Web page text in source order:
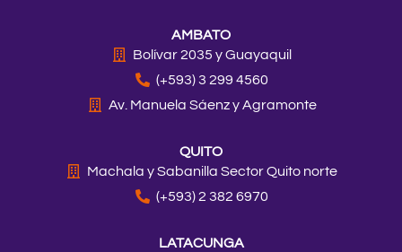
o
k
k
d
i
t
r
AMBATO
Bolívar 2035 y Guayaquil
(+593) 3 299 4560
Av. Manuela Sáenz y Agramonte
QUITO
Machala y Sabanilla Sector Quito norte
(+593) 2 382 6970
LATACUNGA